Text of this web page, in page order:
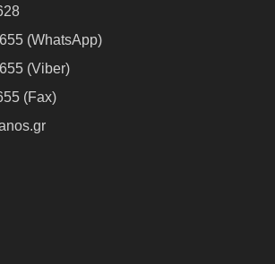
(WhatsApp)
(Viber)
(Fax)